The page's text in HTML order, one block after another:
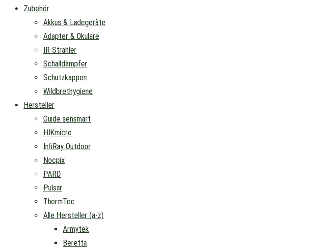
Zubehör
Akkus & Ladegeräte
Adapter & Okulare
IR-Strahler
Schalldämpfer
Schutzkappen
Wildbrethygiene
Hersteller
Guide sensmart
HIKmicro
InfiRay Outdoor
Nocpix
PARD
Pulsar
ThermTec
Alle Hersteller (a-z)
Armytek
Beretta